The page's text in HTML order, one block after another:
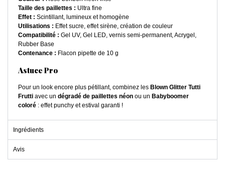
Taille des paillettes : Ultra fine
Effet : Scintillant, lumineux et homogène
Utilisations : Effet sucre, effet sirène, création de couleur
Compatibilité : Gel UV, Gel LED, vernis semi-permanent, Acrygel,
Rubber Base
Contenance : Flacon pipette de 10 g
Astuce Pro
Pour un look encore plus pétillant, combinez les Blown Glitter Tutti
Frutti avec un dégradé de paillettes néon ou un Babyboomer
coloré : effet punchy et estival garanti !
Ingrédients
Avis